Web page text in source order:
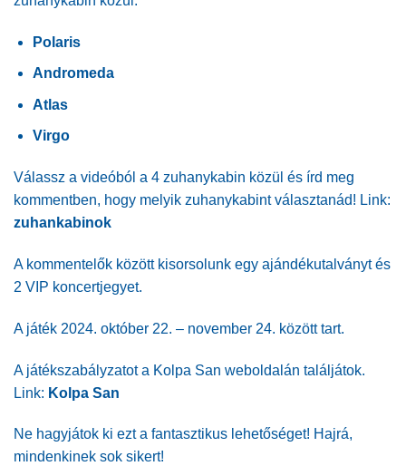
Polaris
Andromeda
Atlas
Virgo
Válassz a videóból a 4 zuhanykabin közül és írd meg
kommentben, hogy melyik zuhanykabint választanád! Link:
zuhankabinok
A kommentelők között kisorsolunk egy ajándékutalványt és
2 VIP koncertjegyet.
A játék 2024. október 22. – november 24. között tart.
A játékszabályzatot a Kolpa San weboldalán találjátok.
Link: Kolpa San
Ne hagyjátok ki ezt a fantasztikus lehetőséget! Hajrá,
mindenkinek sok sikert!